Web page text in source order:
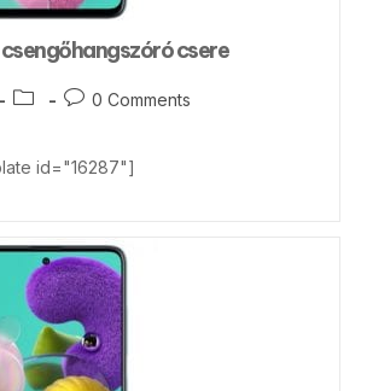
csere
0 Comments
id="16287"]